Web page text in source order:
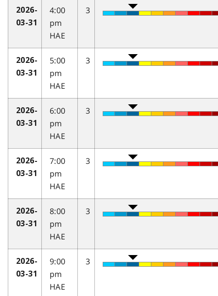
2026-
03-31
4:00
pm
HAE
3
2026-
03-31
5:00
pm
HAE
3
2026-
03-31
6:00
pm
HAE
3
2026-
03-31
7:00
pm
HAE
3
2026-
03-31
8:00
pm
HAE
3
2026-
03-31
9:00
pm
HAE
3